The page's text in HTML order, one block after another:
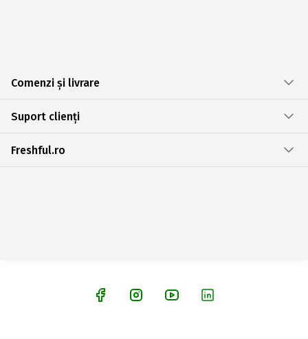
Comenzi și livrare
Suport clienți
Freshful.ro